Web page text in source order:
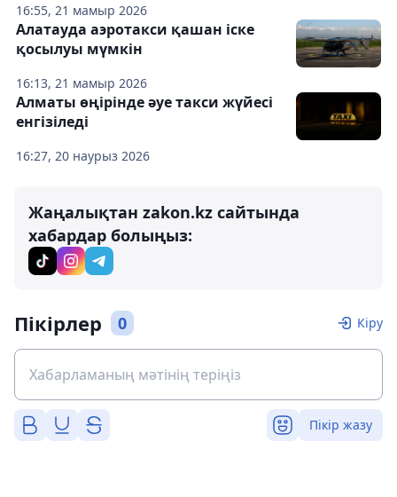
16:55, 21 мамыр 2026
16:13, 21 мамыр 2026
Алатауда аэротакси қашан іске
қосылуы мүмкін
16:27, 20 наурыз 2026
Алматы өңірінде әуе такси жүйесі
енгізіледі
Жаңалықтан zakon.kz сайтында
хабардар болыңыз:
Пікірлер 0 Кіру
Пікір жазу